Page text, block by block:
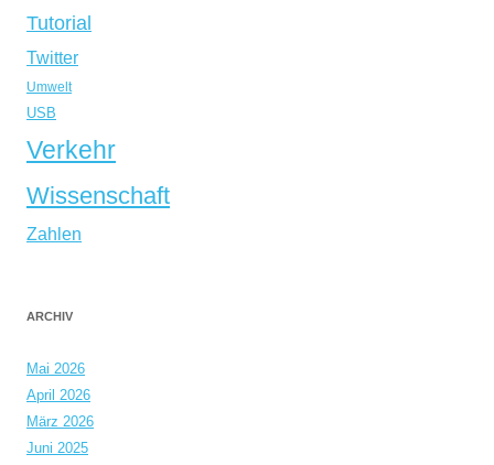
Tutorial
Twitter
Umwelt
USB
Verkehr
Wissenschaft
Zahlen
ARCHIV
Mai 2026
April 2026
März 2026
Juni 2025